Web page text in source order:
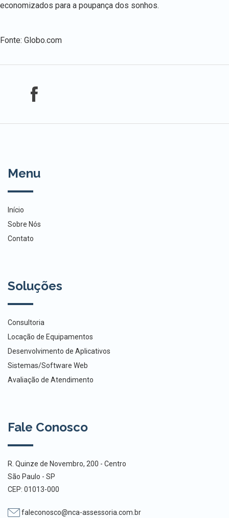
economizados para a poupança dos sonhos.
Fonte: Globo.com
Menu
Início
Sobre Nós
Contato
Soluções
Consultoria
Locação de Equipamentos
Desenvolvimento de Aplicativos
Sistemas/Software Web
Avaliação de Atendimento
Fale Conosco
R. Quinze de Novembro, 200 - Centro
São Paulo - SP
CEP: 01013-000
faleconosco@nca-assessoria.com.br